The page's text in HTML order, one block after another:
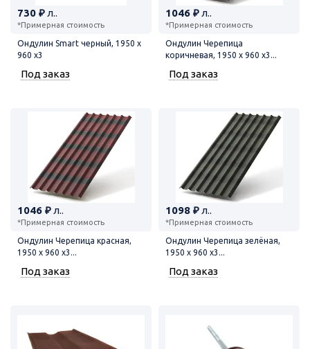
730 ₽ л..
*Примерная стоимость
Ондулин Smart черный, 1950 х
960 х3
Под заказ
1046 ₽ л..
*Примерная стоимость
Ондулин Черепица
коричневая, 1950 х 960 х3...
Под заказ
1046 ₽ л..
*Примерная стоимость
Ондулин Черепица красная,
1950 х 960 х3...
Под заказ
1098 ₽ л..
*Примерная стоимость
Ондулин Черепица зелёная,
1950 х 960 х3...
Под заказ